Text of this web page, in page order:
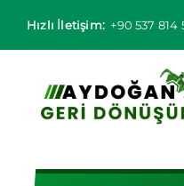
Hızlı İletişim: +90 537 814